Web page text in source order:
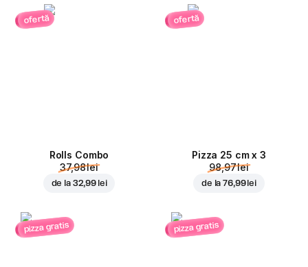
ofertă
Rolls Combo
37,98 lei
de la 32,99 lei
ofertă
Pizza 25 cm x 3
98,97 lei
de la76,99 lei
pizza gratis pizza gratis